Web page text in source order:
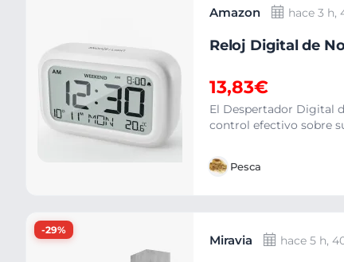
Amazon
hace 3 h,
Reloj Digital de
13,83€
El Despertador Digital
control efectivo sobre
Pesca
-29%
Miravia hace 5 h,